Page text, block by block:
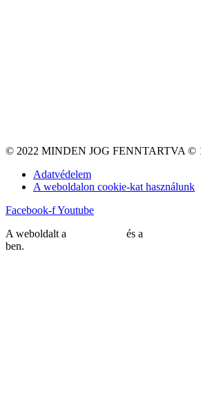
© 2022 MINDEN JOG FENNTARTVA ©
Adatvédelem
A weboldalon cookie-kat használunk
Facebook-fYoutube
A weboldalt a
és a
ben.